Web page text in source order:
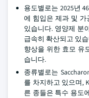
용도별로는 2025년
에 힘입은 제과 및 가
있습니다. 영양제 분
급속히 확산되고 있
향상을 위한 효모 유
습니다.
종류별로는
를 차지하고 있으며,
른 종들은 특수 용도